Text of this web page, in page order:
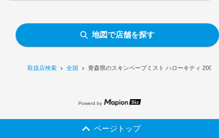
取扱店検索 全国 青森県のスキンベープミスト ハローキティ
地図で店舗を探す
Powerd by
ページトップ